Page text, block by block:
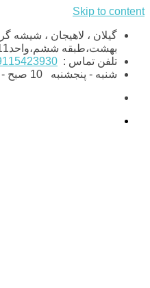
Skip to content
بهشت،طبقه ششم،واحد11
تلفن تماس :
شنبه - پنجشنبه